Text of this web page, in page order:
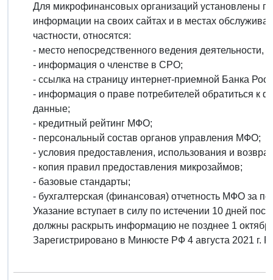
Для микрофинансовых организаций установлены
информации на своих сайтах и в местах
частности, относятся:
- место непосредственного ведения
- информация о членстве в СРО;
- ссылка на страницу интернет-приемной Банка
- информация о праве потребителей обратиться к
данные;
- кредитный рейтинг МФО;
- персональный состав органов управления МФО;
- условия предоставления, использования и
- копия правил предоставления микрозаймов;
- базовые стандарты;
- бухгалтерская (финансовая) отчетность МФО за
Указание вступает в силу по истечении 10 дней
должны раскрыть информацию не позднее 1
Зарегистрировано в Минюсте РФ 4 августа 2021 г.